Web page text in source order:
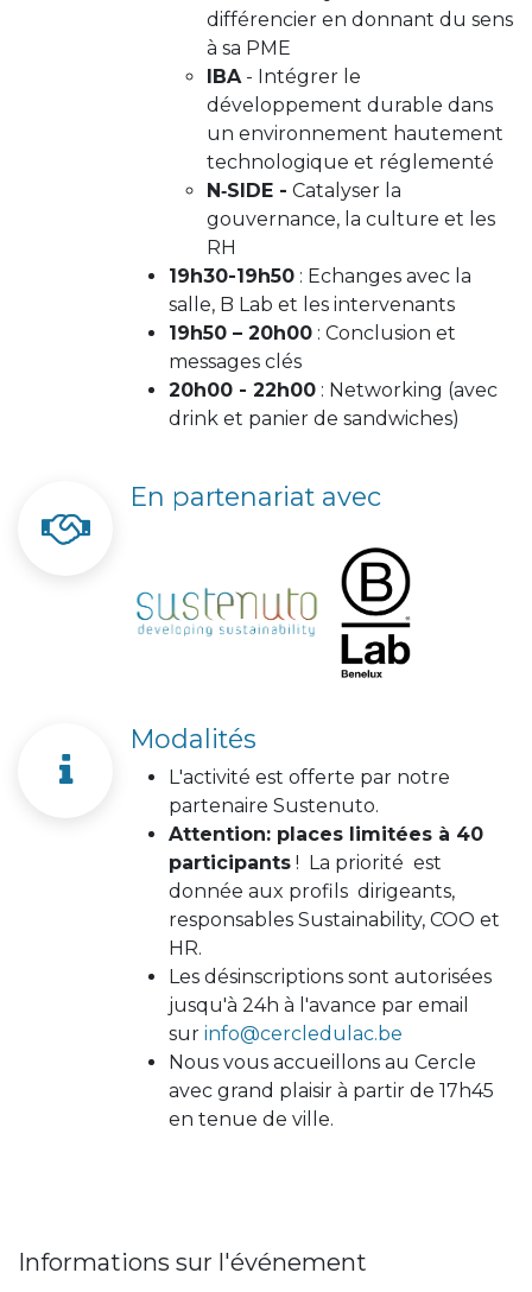
différencier en donnant du sens
à sa PME
IBA - Intégrer le
développement durable dans
un environnement hautement
technologique et réglementé
N‑SIDE - Catalyser la
gouvernance, la culture et les
RH
19h30-19h50 : Echanges avec la
salle, B Lab et les intervenants
19h50 – 20h00 : Conclusion et
messages clés
20h00 - 22h00 : Networking (avec
drink et panier de sandwiches)
En partenariat avec
Modalités
L'activité est offerte par notre
partenaire Sustenuto.
Attention: places limitées à 40
participants ! La priorité est
donnée aux profils dirigeants,
responsables Sustainability, COO et
HR.
Les désinscriptions sont autorisées
jusqu'à 24h à l'avance par email
sur info@cercledulac.be
Nous vous accueillons au Cercle
avec grand plaisir à partir de 17h45
en tenue de ville.
Informations sur l'événement